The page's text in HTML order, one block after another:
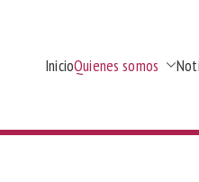
de porcino de la Región de
InicioQuienes somos